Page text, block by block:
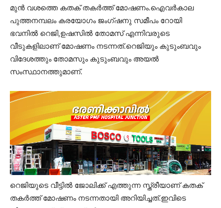
മുൻ വശത്തെ കതക് തകർത്ത് മോഷണം.ഐവർകാല
പുത്തനമ്പലം കരയോഗം ജംഗ്ഷനു സമീപം റോയി
ഭവനിൽ റെജി,ഉഷസിൽ തോമസ് എന്നിവരുടെ
വീടുകളിലാണ് മോഷണം നടന്നത്.റെജിയും കുടുംബവും
വിദേശത്തും തോമസും കുടുംബവും അയൽ
സംസ്ഥാനത്തുമാണ്.
റെജിയുടെ വീട്ടിൽ ജോലിക്ക് എത്തുന്ന സ്ത്രീയാണ് കതക്
തകർത്ത് മോഷണം നടന്നതായി അറിയിച്ചത്.ഇവിടെ